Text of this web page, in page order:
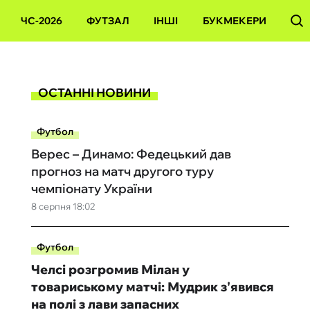
ЧС-2026 ФУТЗАЛ ІНШІ БУКМЕКЕРИ
ОСТАННІ НОВИНИ
Футбол
8 серпня 18:02
Верес – Динамо: Федецький дав
прогноз на матч другого туру
чемпіонату України
Футбол
Челсі розгромив Мілан у
товариському матчі: Мудрик з'явився
на полі з лави запасних